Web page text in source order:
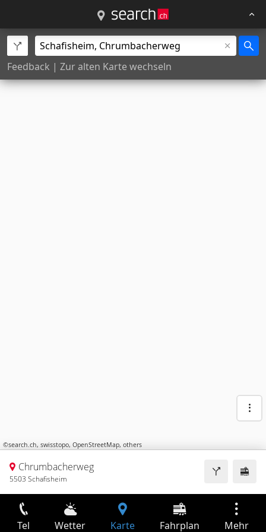
Feedback | Zur alten Karte wechseln
©search.ch, swisstopo, OpenStreetMap, others
Chrumbacherweg
5503 Schafisheim
Tel Wetter Karte Fahrplan Mehr